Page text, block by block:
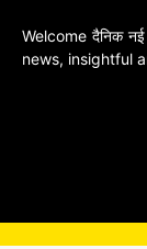
Welcome दैनिक
news, insightful